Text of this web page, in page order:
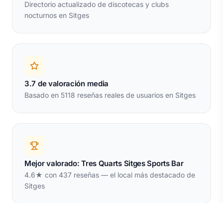
Directorio actualizado de discotecas y clubs
nocturnos en Sitges
3.7 de valoración media
Basado en 5118 reseñas reales de usuarios en Sitges
Mejor valorado: Tres Quarts Sitges Sports Bar
4.6★ con 437 reseñas — el local más destacado de
Sitges